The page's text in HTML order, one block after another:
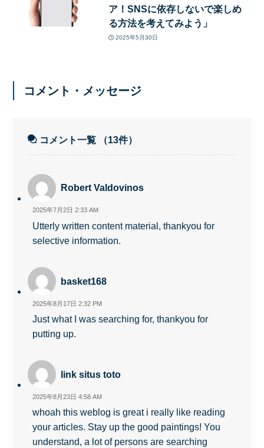
ア！SNSに依存しないで楽しめ
る方法を考えてみよう」
2025年5月30日
コメント・メッセージ
コメント一覧 （13件）
Robert Valdovinos
2025年7月2日 2:33 AM
Utterly written content material, thankyou for
selective information.
basket168
2025年8月17日 2:32 PM
Just what I was searching for, thankyou for
putting up.
link situs toto
2025年8月23日 4:58 AM
whoah this weblog is great i really like reading
your articles. Stay up the good paintings! You
understand, a lot of persons are searching